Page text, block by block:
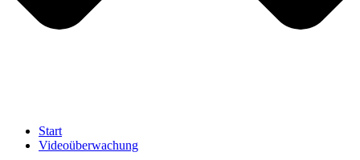
Start
Videoüberwachung